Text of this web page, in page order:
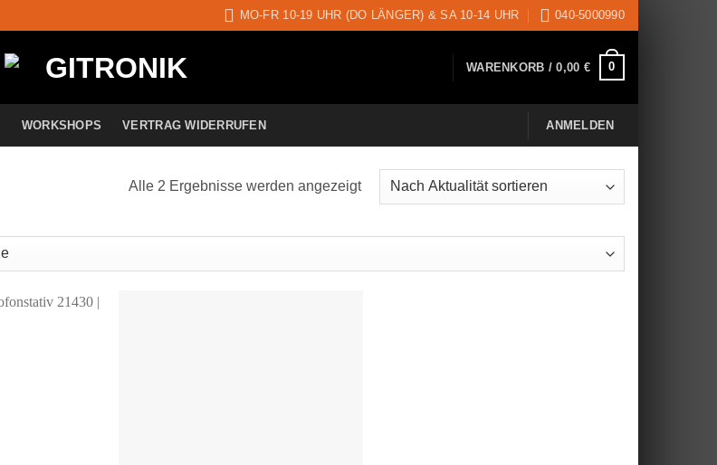
MO-FR 10-19 UHR (DO LÄNGER) & SA 10-14 UHR 040-5000990
WARENKORB /0,00 € 0
WORKSHOPS VERTRAG WIDERRUFEN ANMELDEN
Alle 2 Ergebnisse werden angezeigtNach
Aktualität